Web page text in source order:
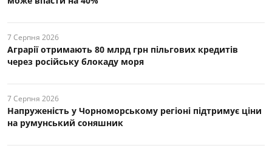
7 Серпня 2026
Аграрії отримають 80 млрд грн пільгових кредитів
через російську блокаду моря
7 Серпня 2026
Напруженість у Чорноморському регіоні підтримує ціни
на румунський соняшник